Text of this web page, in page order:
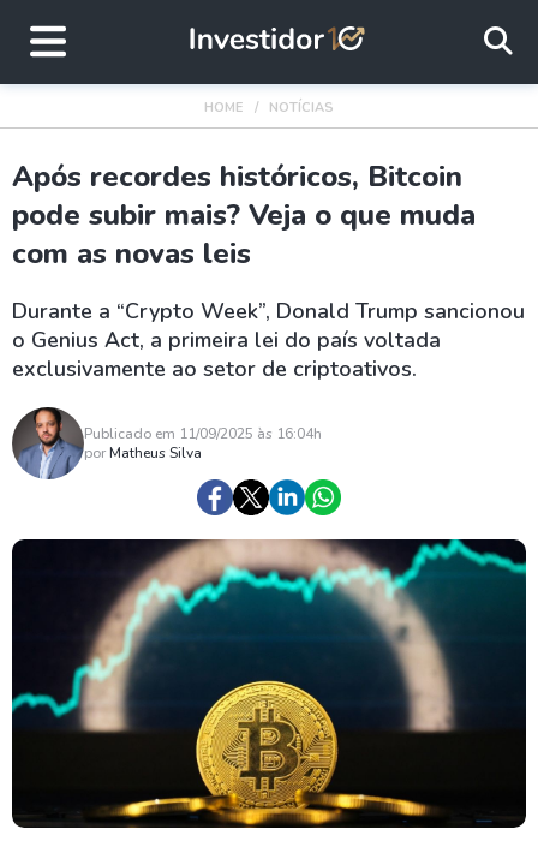
HOME NOTÍCIAS
Após recordes históricos, Bitcoin
pode subir mais? Veja o que muda
com as novas leis
Durante a “Crypto Week”, Donald Trump sancionou
o Genius Act, a primeira lei do país voltada
exclusivamente ao setor de criptoativos.
Publicado em 11/09/2025 às 16:04h
porMatheus Silva